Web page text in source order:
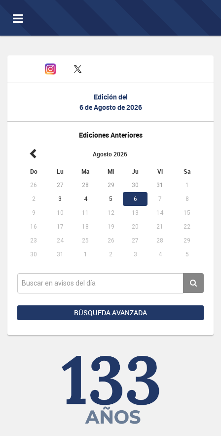
Toggle
navigation
Edición del
6 de Agosto de 2026
Ediciones Anteriores
Agosto 2026
Do Lu Ma Mi Ju Vi Sa
26 27 28 29 30 31
1
2
3 4 5 6 7
8
9
10 11 12 13 14
15
16
17 18 19 20 21
22
23
24 25 26 27 28
29
30
31 1 2 3 4 5
BÚSQUEDA AVANZADA